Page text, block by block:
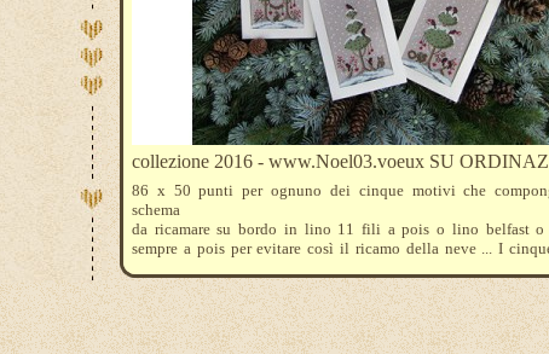
collezione 2016 - www.Noel03.voeux SU
86 x 50 punti per ognuno dei cinque motivi che
schema
da ricamare su bordo in lino 11 fili a pois o lino belfast o
sempre a pois per evitare così il ricamo della neve ... I
318 3865 3781 840 321 304 3371 523 3363 3362